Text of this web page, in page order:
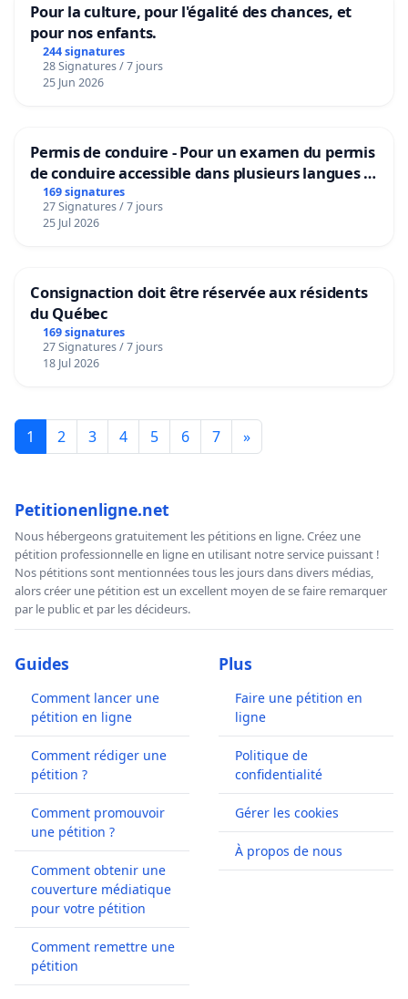
Pour la culture, pour l'égalité des chances, et
pour nos enfants.
244 signatures
28 Signatures / 7 jours
25 Jun 2026
Permis de conduire - Pour un examen du permis
de conduire accessible dans plusieurs langues à
Bruxelles
169 signatures
27 Signatures / 7 jours
25 Jul 2026
Consignaction doit être réservée aux résidents
du Québec
169 signatures
27 Signatures / 7 jours
18 Jul 2026
1 2 3 4 5 6 7 »
Petitionenligne.net
Nous hébergeons gratuitement les pétitions en ligne. Créez une
pétition professionnelle en ligne en utilisant notre service puissant !
Nos pétitions sont mentionnées tous les jours dans divers médias,
alors créer une pétition est un excellent moyen de se faire remarquer
par le public et par les décideurs.
Guides
Comment lancer une
pétition en ligne
Comment rédiger une
pétition ?
Comment promouvoir
une pétition ?
Comment obtenir une
couverture médiatique
pour votre pétition
Comment remettre une
pétition
Plus
Faire une pétition en
ligne
Politique de
confidentialité
Gérer les cookies
À propos de nous